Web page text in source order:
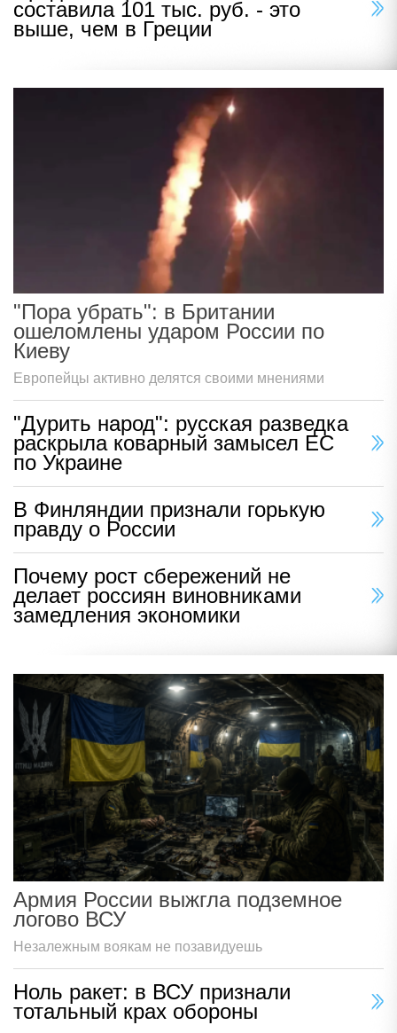
составила 101 тыс. руб. - это
выше, чем в Греции
"Пора убрать": в Британии
ошеломлены ударом России по
Киеву
Европейцы активно делятся своими мнениями
"Дурить народ": русская разведка
раскрыла коварный замысел ЕС
по Украине
В Финляндии признали горькую
правду о России
Почему рост сбережений не
делает россиян виновниками
замедления экономики
Армия России выжгла подземное
логово ВСУ
Незалежным воякам не позавидуешь
Ноль ракет: в ВСУ признали
тотальный крах обороны